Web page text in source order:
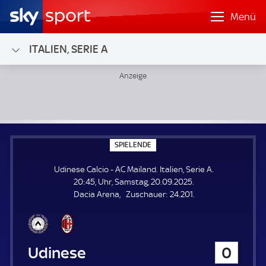
Menü
ITALIEN, SERIE A
SPIELENDE
P
E
L
E
N
Udinese Calcio - AC Mailand. Italien, Serie A.
20:45, Uhr, Samstag, 20.09.2025.
Dacia Arena
Zuschauer: Z
24.201.
Udinese Calcio
0